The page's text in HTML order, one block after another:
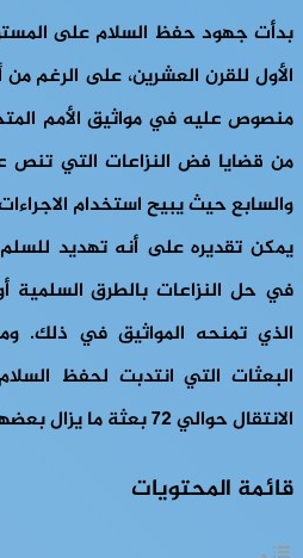
بدأت جهود حفظ السلام على
الأول للقرن العشرين، على الرغم
منصوص عليه في مواثيق الأمم
من قضايا فض النزاعات التي تنص
والسابع حيث يبيح استخدام
يمكن تقديره على أنه تهديد للسلم
في حل النزاعات بالطرق السلمية
الذي تمنحه المواثيق في ذلك.
البعثات التي انتدبت لحفظ
الانتقال حوالي 72 بعثة ما يزال بعضها يؤدي مهامه.
قائمة المحتويات